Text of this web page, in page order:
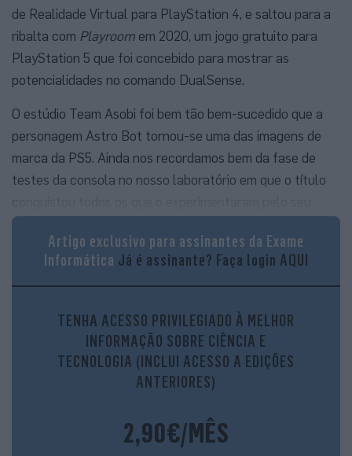
de Realidade Virtual para PlayStation 4, e saltou para a
ribalta com Playroom em 2020, um jogo gratuito para
PlayStation 5 que foi concebido para mostrar as
potencialidades no comando DualSense.
O estúdio Team Asobi foi bem tão bem-sucedido que a
personagem Astro Bot tornou-se uma das imagens de
marca da PS5. Ainda nos recordamos bem da fase de
testes da consola no nosso laboratório em que o título
carácter divertido e intuitivo. Ficava claramente no ar
uma promessa que esta receita teria de ser
confecionada novamente no futuro.
Artigo exclusivo para assinantes da Exame
Informática Já é assinante? Faça login AQUI
TENHA ACESSO PRIVILEGIADO À MELHOR
INFORMAÇÃO SOBRE CIÊNCIA E
TECNOLOGIA (INCLUI ACESSO A EDIÇÕES
ANTERIORES)
2,90€/MÊS